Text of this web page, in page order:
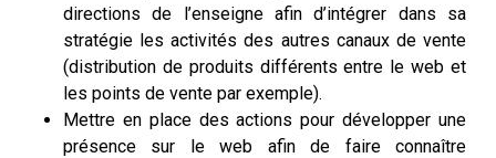
directions de l’enseigne afin d’intégrer dans sa
stratégie les activités des autres canaux de vente
(distribution de produits différents entre le web et
les points de vente par exemple).
Mettre en place des actions pour développer une
présence sur le web afin de faire connaître